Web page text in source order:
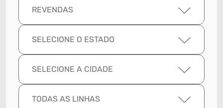
REVENDAS
SELECIONE O ESTADO
SELECIONE A CIDADE
TODAS AS LINHAS